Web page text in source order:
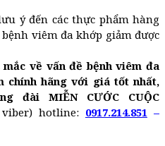
ý đến các thực phẩm hàng
viêm đa khớp giảm được
về vấn đề bệnh viêm đa
chính hãng với giá tốt nhất,
đài MIỄN CƯỚC CUỘC
hotline: 0917.214.851 –